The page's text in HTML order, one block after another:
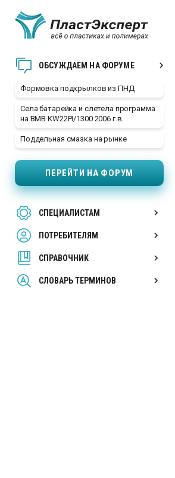
ОБСУЖДАЕМ НА ФОРУМЕ
Формовка подкрылков из ПНД
Села батарейка и слетела программа
на BMB KW22PI/1300 2006 г.в.
Поддельная смазка на рынке
ПЕРЕЙТИ НА ФОРУМ
СПЕЦИАЛИСТАМ
ПОТРЕБИТЕЛЯМ
СПРАВОЧНИК
СЛОВАРЬ ТЕРМИНОВ